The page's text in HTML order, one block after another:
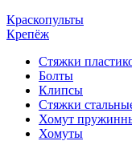
Краскопульты
Крепёж
Стяжки
Болты
Клипсы
Стяжки
Хомут
Хомуты